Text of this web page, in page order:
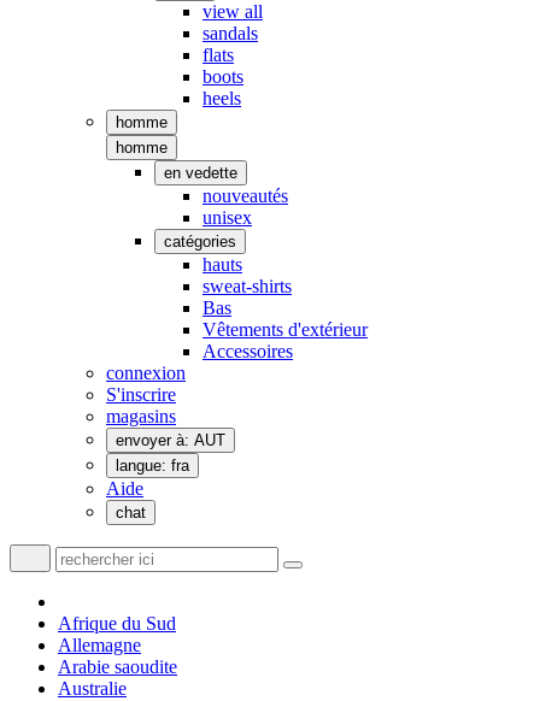
view all
sandals
flats
boots
heels
homme
homme
en vedette
nouveautés
unisex
catégories
hauts
sweat-shirts
Bas
Vêtements d'extérieur
Accessoires
connexion
S'inscrire
magasins
envoyer à: AUT
langue: fra
Aide
chat
Afrique du Sud
Allemagne
Arabie saoudite
Australie